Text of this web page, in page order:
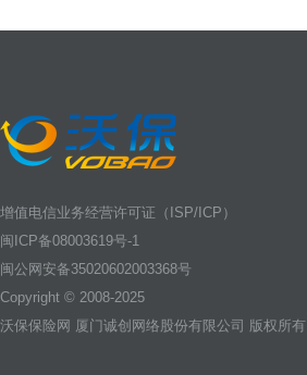
增值电信业务经营许可证（ISP/ICP）
闽ICP备08003619号-1
闽公网安备35020602003368号
Copyright © 2008-2025
沃保保险网 厦门诚创网络股份有限公司 版权所有